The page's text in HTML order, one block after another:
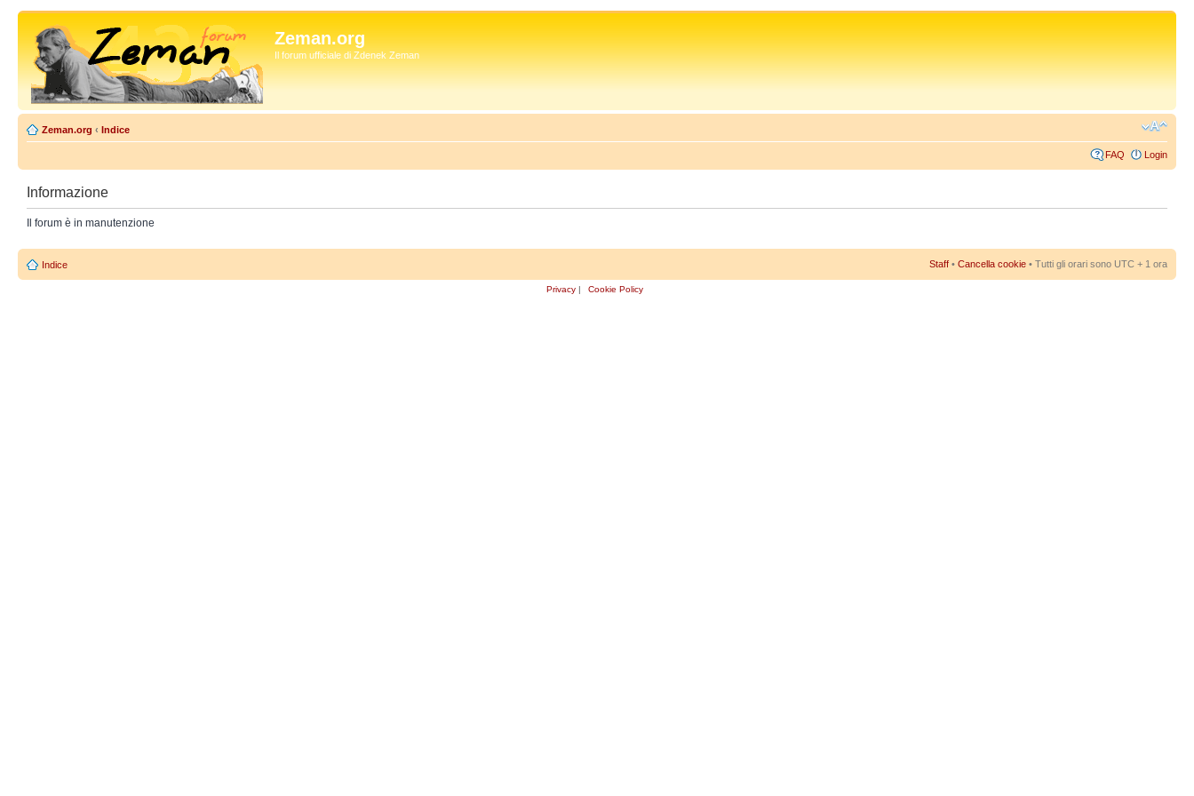
Zeman.org
Il forum ufficiale di Zdenek Zeman
Zeman.org ‹ Indice
FAQ Login
Informazione
Il forum è in manutenzione
Indice Staff • Cancella cookie • Tutti gli orari sono UTC + 1 ora
Privacy | Cookie Policy